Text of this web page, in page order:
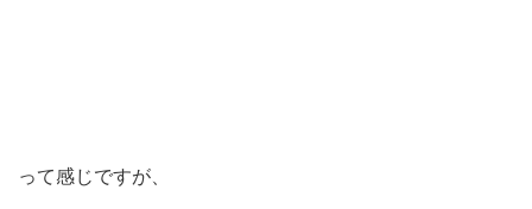
って感じですが、